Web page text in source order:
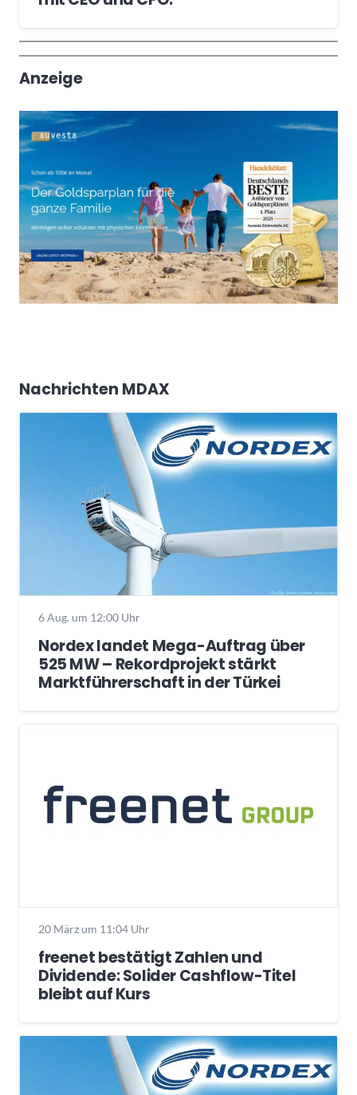
Wochenrückblick
Trendthemen
Anzeige
Nachrichten MDAX
6 Aug. um 12:00 Uhr
Nordex landet Mega-Auftrag über
525 MW – Rekordprojekt stärkt
Marktführerschaft in der Türkei
20 März um 11:04 Uhr
freenet bestätigt Zahlen und
Dividende: Solider Cashflow-Titel
bleibt auf Kurs